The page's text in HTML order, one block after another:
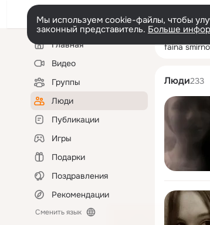
Мы используем cookie-файлы, чтобы
законный представитель. Больше
Левая
колонкаГлавная
Видео
Группы
Люди
Публикации
Игры
Подарки
Поздравления
Рекомендации
Сменить язык
faina
Люди233